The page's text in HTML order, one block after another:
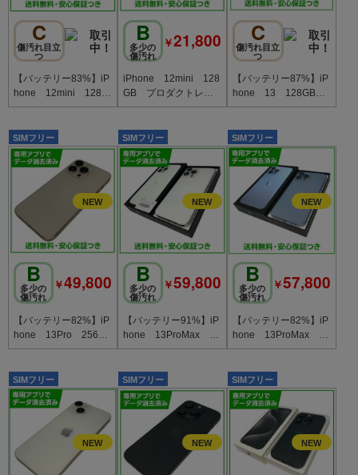
C
傷汚れ目立
つ
【バッテリー83%】iP
hone 12mini 128G
B ブルー SIMフリ
B
多少の
傷汚れ
￥21,800
iPhone 12mini 128
GB プロダクトレッ
ド SIMフリー ソフ
C
傷汚れ目立
つ
【バッテリー87%】iP
hone 13 128GB
ミッドナイト SIMフ
SIMフリー
B
多少の
傷汚れ
￥49,800
【バッテリー82%】iP
hone 13Pro 256G
B ゴールド SIMフ
SIMフリー
B
多少の
傷汚れ
￥59,800
【バッテリー91%】iP
hone 13ProMax 12
8GB シルバー SIM
SIMフリー
B
多少の
傷汚れ
￥57,800
【バッテリー82%】iP
hone 13ProMax 25
6GB シエラブルー
SIMフリー SIMフリー SIMフリー